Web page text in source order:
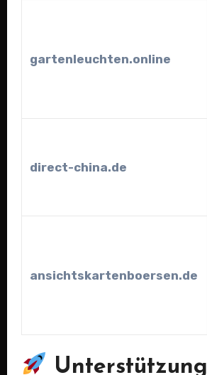
gartenleuchten.online
direct-china.de
ansichtskartenboersen.de
Unterstützung